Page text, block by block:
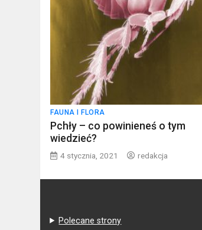
FAUNA I FLORA
Pchły – co powinieneś o tym
wiedzieć?
4 stycznia, 2021 redakcja
Polecane strony